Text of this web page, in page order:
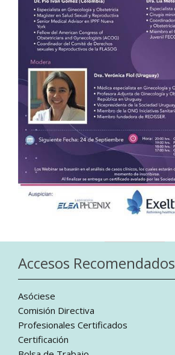
Accesos Recomendados
Asóciese
Comisión Directiva
Profesionales Certificados
Certificación